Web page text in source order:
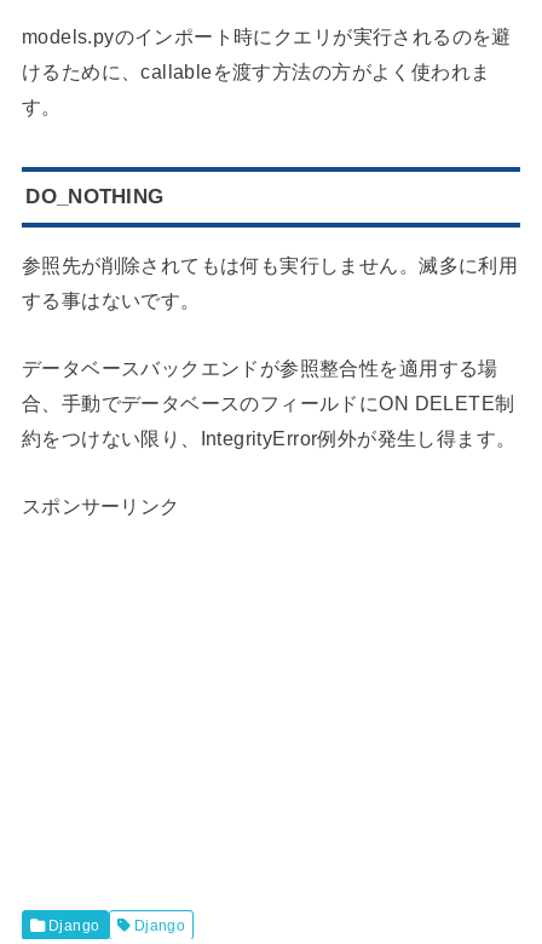
models.pyのインポート時にクエリが実行されるのを避
けるために、callableを渡す方法の方がよく使われま
す。
DO_NOTHING
参照先が削除されてもは何も実行しません。滅多に利用
する事はないです。
データベースバックエンドが参照整合性を適用する場
合、手動でデータベースのフィールドにON DELETE制
約をつけない限り、IntegrityError例外が発生し得ます。
スポンサーリンク
Django Django